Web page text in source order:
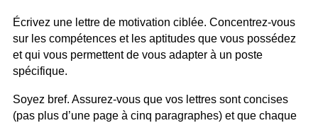
Écrivez une lettre de motivation ciblée. Concentrez-vous
sur les compétences et les aptitudes que vous possédez
et qui vous permettent de vous adapter à un poste
spécifique.
Soyez bref. Assurez-vous que vos lettres sont concises
(pas plus d’une page à cinq paragraphes) et que chaque